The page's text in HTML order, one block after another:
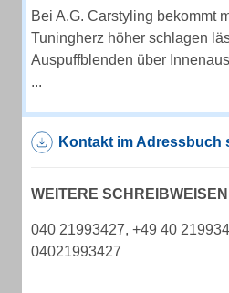
Bei A.G. Carstyling bekommt
Tuningherz höher schlagen
Auspuffblenden über
...
Kontakt im Adressbuch
WEITERE
040 21993427, +49 40
04021993427